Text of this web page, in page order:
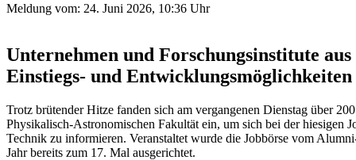
Meldung vom: 24. Juni 2026, 10:36 Uhr
Unternehmen und Forschungsinstitute
Einstiegs- und Entwicklungsmöglichkeiten
Trotz brütender Hitze fanden sich am vergangenen Dienstag über
Physikalisch-Astronomischen Fakultät ein, um sich bei der hiesigen
Technik zu informieren. Veranstaltet wurde die Jobbörse vom
Jahr bereits zum 17. Mal ausgerichtet.